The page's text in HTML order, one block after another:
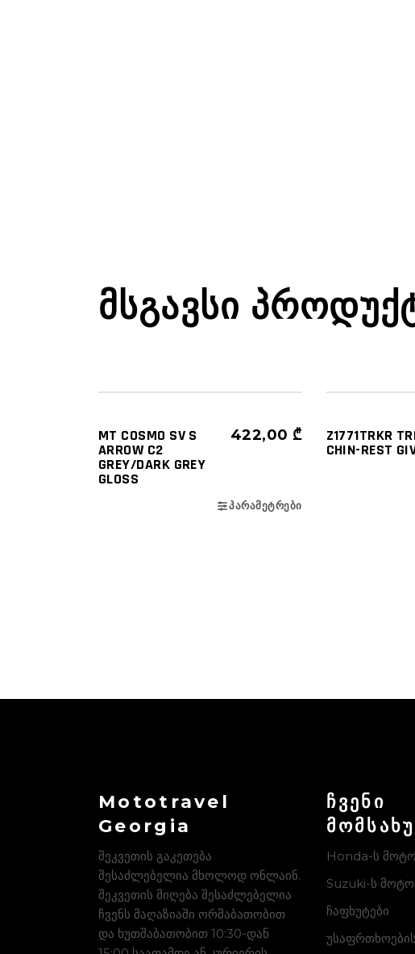
ᲛᲡᲒᲐᲕᲡᲘ
MT COSMO SV S
ARROW C2
GREY/DARK GREY
GLOSS
422,00 ₾
ᲞᲐᲠᲐᲛᲔᲢᲠᲔᲑᲘ
Z1771TRKR
CHIN-REST
Mototravel
Georgia
შეკვეთის გაკეთება
შესაძლებელია მხოლოდ ონლაინ.
შეკვეთის მიღება შესაძლებელია
ჩვენს მაღაზიაში ორშაბათობით
და ხუთშაბათობით 10:30-დან
ჩვენი
Honda-ს
Suzuki-ს
ჩაფხუტები